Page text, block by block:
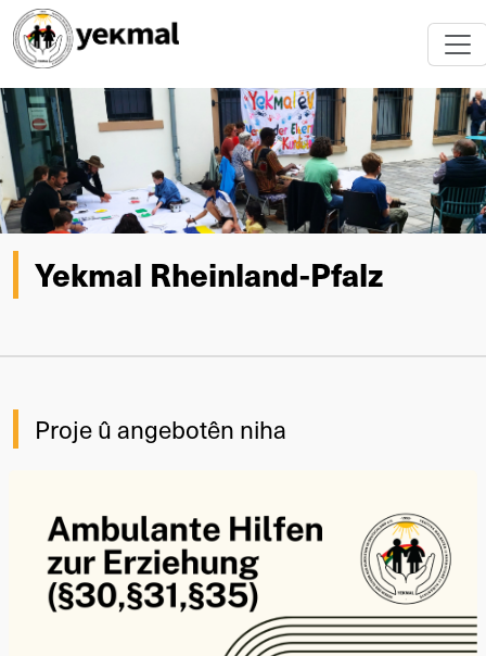
Yekmal Rheinland-Pfalz
Proje û angebotên niha